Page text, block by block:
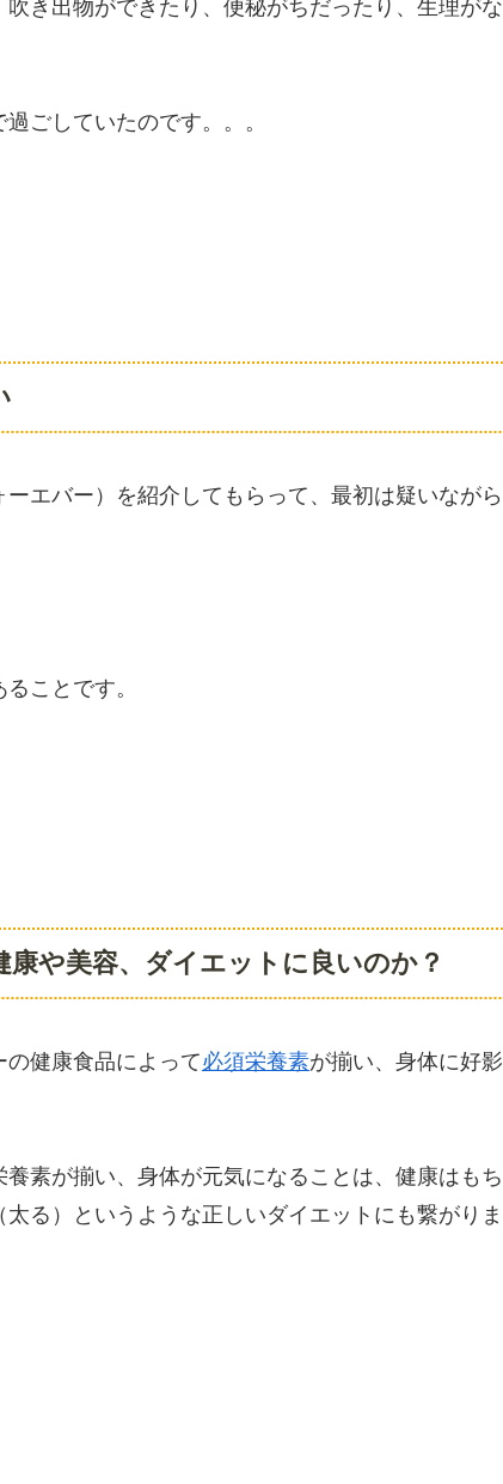
き出物ができたり、便秘がちだったり、生理がな
ごしていたのです。。。
エバー）を紹介してもらって、最初は疑いながら
ことです。
や美容、ダイエットに良いのか？
健康食品によって必須栄養素が揃い、身体に好影
素が揃い、身体が元気になることは、健康はもち
る）というような正しいダイエットにも繋がりま